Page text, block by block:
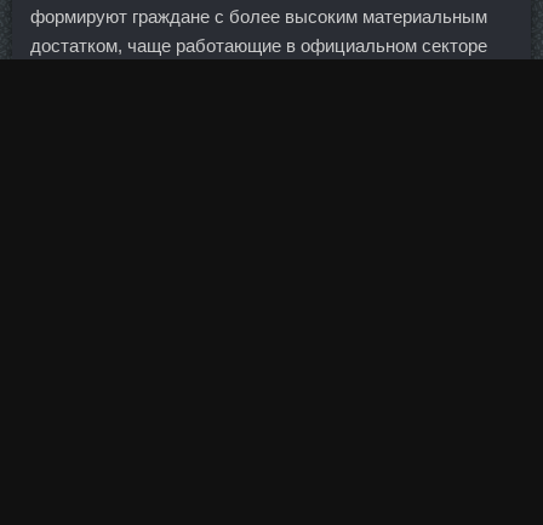
формируют граждане с более высоким материальным
достатком, чаще работающие в официальном секторе